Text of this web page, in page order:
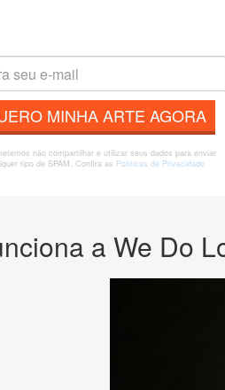
MINHA ARTE AGORA
não compartilhar e utilizar seus dados para enviar
tipo de SPAM. Confira as Políticas de Privacidade.
a We Do